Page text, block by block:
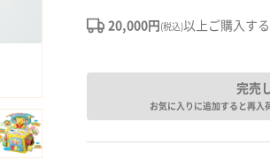
20,000円(税込)以上ご購入す
完売
お気に入りに追加すると再入